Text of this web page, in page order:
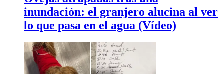
inundación: el granjero alucina al ver
lo que pasa en el agua (Vídeo)